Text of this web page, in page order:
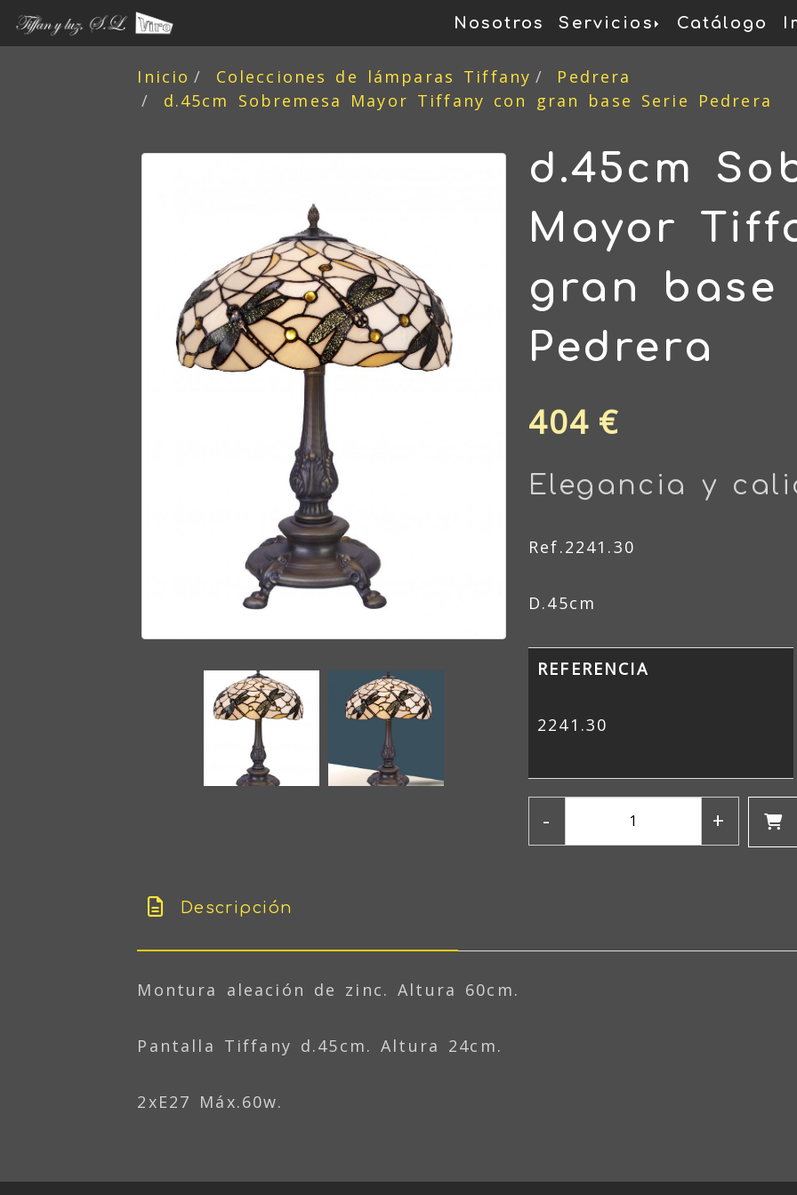
Nosotros Servicios Catálogo
Inicio Colecciones de lámparas Tiffany
Pedrera
d.45cm Sobremesa Mayor Tiffany con gran base Serie Pedrera
d.45cm
Mayor
gran base
Pedrera
404 €
Elegancia y
Ref.2241.30
D.45cm
REFERENCIA
2241.30
- +
Descripción
Montura aleación de zinc. Altura 60cm.
Pantalla Tiffany d.45cm. Altura 24cm.
2xE27 Máx.60w.